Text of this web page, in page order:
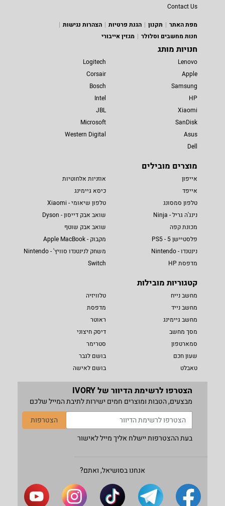
Contact Us
מפת האתר
תקנון הגנת פרטיות
הצהרות נגישות
חנות מחשבים וסלולר
מגזין אייבורי
חנויות מותג
Lenovo
Apple
Samsung
HP
Xiaomi
SanDisk
Asus
Dell
Logitech
Corsair
Bosch
Intel
JBL
Microsoft
Western Digital
מוצרים מובילים
אייפון
אייפד
טלפון סמסונג
נינג'ה גריל - Ninja
מכונת קפה
פלסטיישן 5 - PS5
נינטנדו - Nintendo
מדפסת HP
אוזניות אלחוטיות
כיסא גיימינג
טלפון שיאומי - Xiaomi
שואב אבק דייסון - Dyson
שואב אבק שוטף
מקבוק - Apple MacBook
משחק לנינטנדו סוויץ' - Nintendo
Switch
קטגוריות מובילות
מחשב נייח
מחשב נייד
מחשב גיימינג
מסך מחשב
סמארטפון
שעון חכם
טאבלט
טלוויזיה
מדפסת
ראוטר
דיסק חיצוני
סטרימר
בושם לגבר
בושם לאישה
הצטרפו לרשימת הדיוור של IVORY
מבצעים, הטבות ומוצרים חמים ישירות לתיבת המייל שלכם
הצטרפות
בעת ההצטרפות יישלח אליך מייל לאישור
אנחנו בסושיאל, ואתם?